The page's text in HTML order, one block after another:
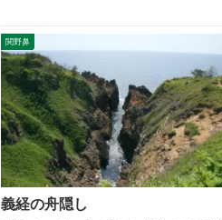
関野鼻
義経の舟隠し